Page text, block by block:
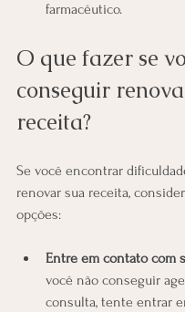
farmacêutico.
O que fazer se
conseguir
receita?
Se você encontrar
renovar sua receita,
opções:
Entre em contato com
você não conseguir
consulta, tente entrar